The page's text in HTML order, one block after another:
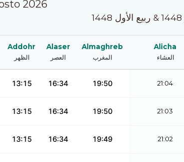
2026
Addohr
الظهر
Alaser
العصر
Almaghreb
المغرب
Alicha
العشاء
13:15 16:34 19:50 21:04
13:15 16:34 19:50 21:03
13:15 16:34 19:49 21:02